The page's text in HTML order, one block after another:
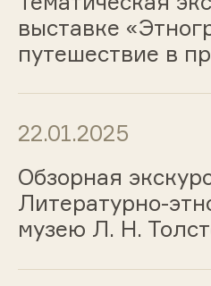
выставке
путешествие в
22.01.2025
Обзорная
Литературно-
музею Л. Н.